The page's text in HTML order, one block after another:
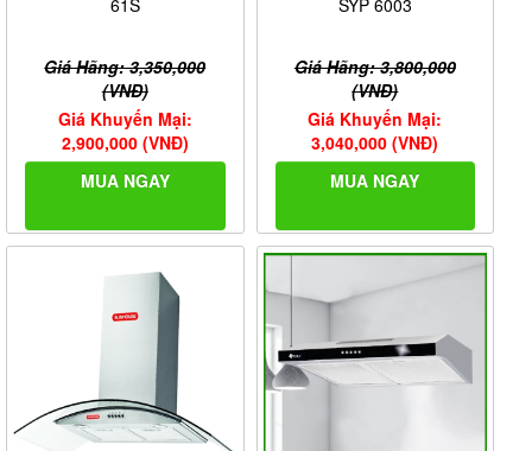
61S
Giá Hãng: 3,350,000
(VNĐ)
Giá Khuyến Mại:
2,900,000 (VNĐ)
MUA NGAY
SYP 6003
Giá Hãng: 3,800,000
(VNĐ)
Giá Khuyến Mại:
3,040,000 (VNĐ)
MUA NGAY